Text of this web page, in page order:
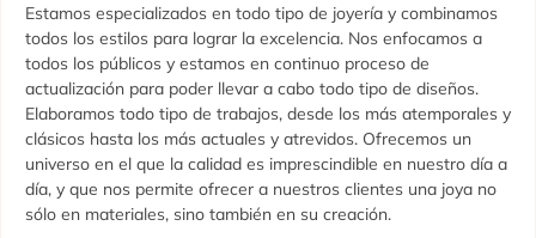
Estamos especializados en todo tipo de joyería y combinamos
todos los estilos para lograr la excelencia. Nos enfocamos a
todos los públicos y estamos en continuo proceso de
actualización para poder llevar a cabo todo tipo de diseños.
Elaboramos todo tipo de trabajos, desde los más atemporales y
clásicos hasta los más actuales y atrevidos. Ofrecemos un
universo en el que la calidad es imprescindible en nuestro día a
día, y que nos permite ofrecer a nuestros clientes una joya no
sólo en materiales, sino también en su creación.